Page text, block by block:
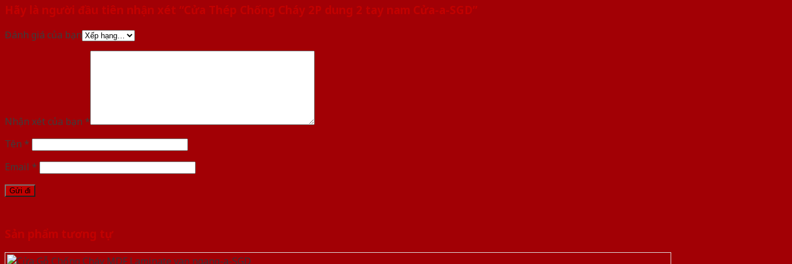
Hãy là người đầu tiên nhận xét “Cửa Thép Chống Cháy 2P dung 2 tay nam Cửa-a-SGD”
Đánh giá của bạn
Nhận xét của bạn *
Tên *
Email *
Sản phẩm tương tự